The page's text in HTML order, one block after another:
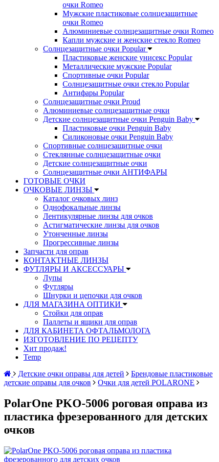
очки Romeo
Мужские пластиковые солнцезащитные
очки Romeo
Алюминиевые солнцезащитные очки Romeo
Капли мужские и женские стекло Romeo
Солнцезащитные очки Popular
Пластиковые женские унисекс Popular
Металлические мужские Popular
Спортивные очки Popular
Солнцезащитные очки стекло Popular
Aнтифары Popular
Солнцезащитные очки Proud
Алюминиевые солнцезащитные очки
Детские солнцезащитные очки Penguin Baby
Пластиковые очки Penguin Baby
Силиконовые очки Penguin Baby
Спортивные солнцезащитные очки
Стеклянные солнцезащитные очки
Детские солнцезащитные очки
Солнцезащитные очки АНТИФАРЫ
ГОТОВЫЕ ОЧКИ
ОЧКОВЫЕ ЛИНЗЫ
Каталог очковых линз
Однофокальные линзы
Лентикулярные линзы для очков
Астигматические линзы для очков
Утонченные линзы
Прогрессивные линзы
Запчасти для оправ
КОНТАКТНЫЕ ЛИНЗЫ
ФУТЛЯРЫ И АКСЕССУАРЫ
Лупы
Футляры
Шнурки и цепочки для очков
ДЛЯ МАГАЗИНА ОПТИКИ
Стойки для оправ
Паллеты и ящики для оправ
ДЛЯ КАБИНЕТА ОФТАЛЬМОЛОГА
ИЗГОТОВЛЕНИЕ ПО РЕЦЕПТУ
Хит продаж!
Temp
Детские очки оправы для детей
Брендовые пластиковые
детские оправы для очков
Очки для детей POLARONE
PolarOne PKO-5006 роговая оправа из
пластика фрезерованного для детских
очков